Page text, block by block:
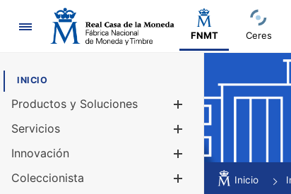
Navegación
FNMT Ceres
INICIO
Productos y Soluciones
Servicios
Innovación
Coleccionista
Inicio